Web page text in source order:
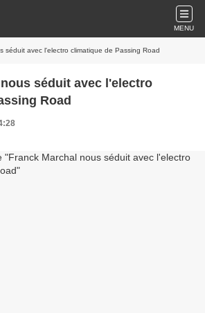
MENU
séduit avec l'electro climatique de Passing Road
séduit avec l'electro
Road